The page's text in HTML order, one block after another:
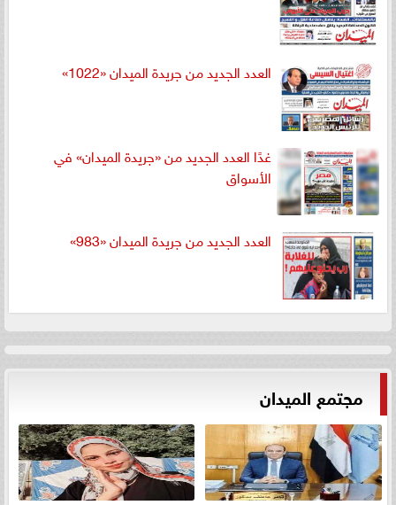
العدد الجديد من جريدة الميدان «1022»
غدًا العدد الجديد من «جريدة الميدان» في
الأسواق
العدد الجديد من جريدة الميدان «983»
مجتمع الميدان